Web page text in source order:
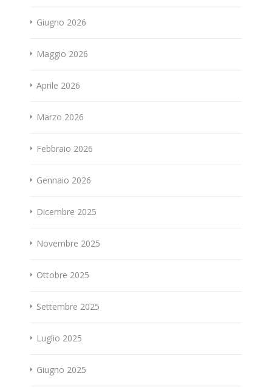
Giugno 2026
Maggio 2026
Aprile 2026
Marzo 2026
Febbraio 2026
Gennaio 2026
Dicembre 2025
Novembre 2025
Ottobre 2025
Settembre 2025
Luglio 2025
Giugno 2025